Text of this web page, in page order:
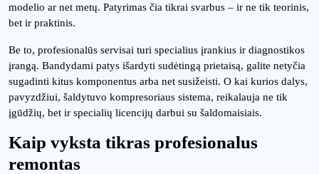
modelio ar net metų. Patyrimas čia tikrai svarbus – ir ne tik teorinis,
bet ir praktinis.
Be to, profesionalūs servisai turi specialius įrankius ir diagnostikos
įrangą. Bandydami patys išardyti sudėtingą prietaisą, galite netyčia
sugadinti kitus komponentus arba net susižeisti. O kai kurios dalys,
pavyzdžiui, šaldytuvo kompresoriaus sistema, reikalauja ne tik
įgūdžių, bet ir specialių licencijų darbui su šaldomaisiais.
Kaip vyksta tikras profesionalus
remontas